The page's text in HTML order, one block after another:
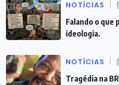
NOTÍCIAS
Falando o que
ideologia.
NOTÍCIAS
Tragédia na